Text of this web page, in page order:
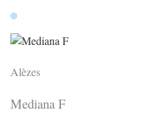
Hellblau
Alèzes
Mediana F